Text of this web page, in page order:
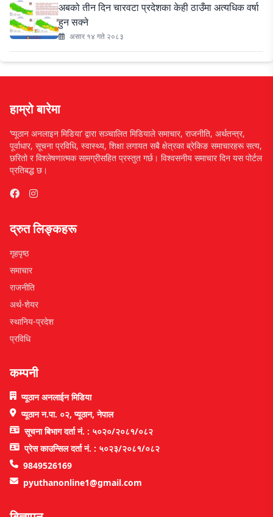
अबको तीन दिन चारवटा प्रदेशका केही ठाउँमा अत्यधिक वर्षा
हुन सक्ने
असार १४ गते २०८३
हाम्रो बारेमा
‘प्यूठान अनलाइन मिडिया’ द्वारा सञ्चालित मिडियाले समाचार, राजनीति, अर्थतन्त्र,
पूर्वाधार, सूचना प्रविधि, स्वास्थ्य, शिक्षा लगायत सबै क्षेत्रका ब्रेकिङ समाचारहरू सत्य,
छरितो र विश्लेषणात्मक सामग्रीसहित प्रस्तुत गर्छ। विश्वसनीय समाचार दिन यस पोर्टल
प्रतिबद्ध छ।
द्रुत लिङ्कहरू
गृहपृष्ठ
समाचार
राजनीति
अर्थ-शेयर
स्थानिय-प्रदेश
प्रविधि
कम्पनी
प्यूठान अनलाईन मिडिया
प्यूठान न.पा. ०२, प्यूठान, नेपाल
सूचना बिभाग दर्ता नं. : ५०२०/२०८१/०८२
प्रेस काउन्सिल दर्ता नं. : ५०२३/२०८१/०८२
9849526169
pyuthanonline1@gmail.com